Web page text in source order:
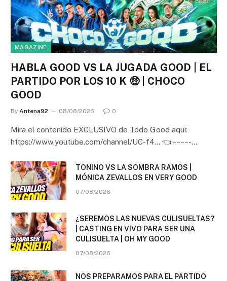
MAGAZINE
HABLA GOOD VS LA JUGADA GOOD | EL
PARTIDO POR LOS 10 K 🤑 | CHOCO
GOOD
By Antena92 08/08/2026 0
Mira el contenido EXCLUSIVO de Todo Good aqui:
https://www.youtube.com/channel/UC-f4… 👈 – – – – -…
TONINO VS LA SOMBRA RAMOS |
MÓNICA ZEVALLOS EN VERY GOOD
07/08/2026
¿SEREMOS LAS NUEVAS CULISUELTAS?
| CASTING EN VIVO PARA SER UNA
CULISUELTA | OH MY GOOD
07/08/2026
NOS PREPARAMOS PARA EL PARTIDO